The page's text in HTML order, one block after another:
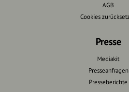
AGB
Cookies
Presse
Mediakit
Presseanfragen
Presseberichte